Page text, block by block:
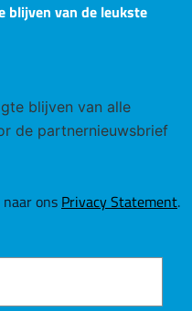
blijven van de leukste
blijven van alle
de partnernieuwsbrief
ons Privacy Statement.